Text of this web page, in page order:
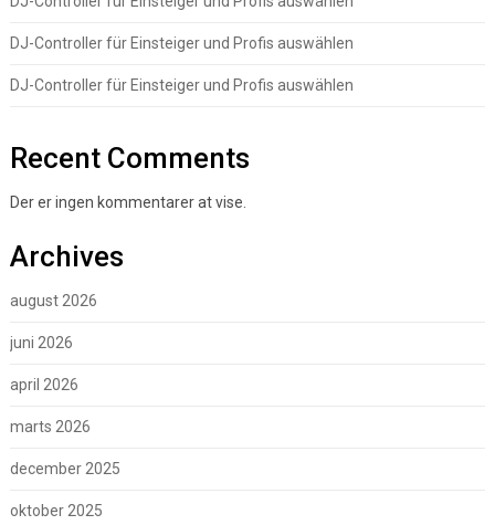
DJ-Controller für Einsteiger und Profis auswählen
DJ-Controller für Einsteiger und Profis auswählen
Recent Comments
Der er ingen kommentarer at vise.
Archives
august 2026
juni 2026
april 2026
marts 2026
december 2025
oktober 2025